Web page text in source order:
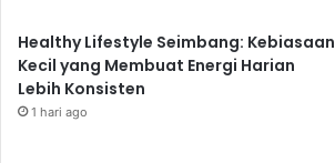
Healthy Lifestyle Seimbang: Kebiasaan
Kecil yang Membuat Energi Harian
Lebih Konsisten
1 hari ago